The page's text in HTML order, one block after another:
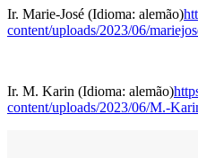
Ir. Marie-José (Idioma: alemão)
content/uploads/2023/06/
Ir. M. Karin (Idioma: alemão)
content/uploads/2023/06/M.-